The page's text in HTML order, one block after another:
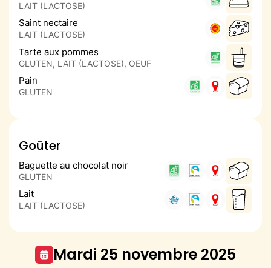
LAIT (LACTOSE)
Saint nectaire
LAIT (LACTOSE)
Tarte aux pommes
GLUTEN, LAIT (LACTOSE), OEUF
Pain
GLUTEN
Goûter
Baguette au chocolat noir
GLUTEN
Lait
LAIT (LACTOSE)
mardi 25 novembre 2025